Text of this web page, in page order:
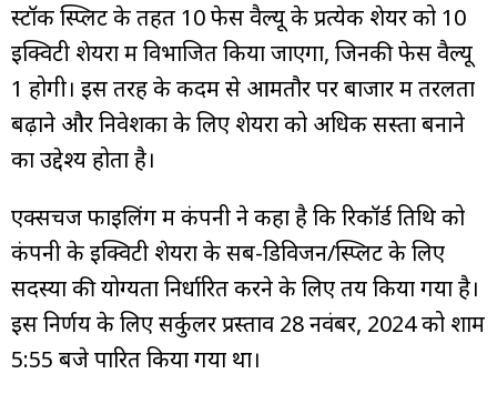
स्टॉक स्प्लिट के तहत ₹10 फेस वैल्यू के प्रत्येक शेयर को 10
इक्विटी शेयरों में विभाजित किया जाएगा, जिनकी फेस वैल्यू
₹1 होगी। इस तरह के कदम से आमतौर पर बाजार में तरलता
बढ़ाने और निवेशकों के लिए शेयरों को अधिक सस्ता बनाने
का उद्देश्य होता है।
एक्सचेंज फाइलिंग में कंपनी ने कहा है कि रिकॉर्ड तिथि को
कंपनी के इक्विटी शेयरों के सब-डिविजन/स्प्लिट के लिए
सदस्यों की योग्यता निर्धारित करने के लिए तय किया गया है।
इस निर्णय के लिए सर्कुलर प्रस्ताव 28 नवंबर, 2024 को शाम
5:55 बजे पारित किया गया था।